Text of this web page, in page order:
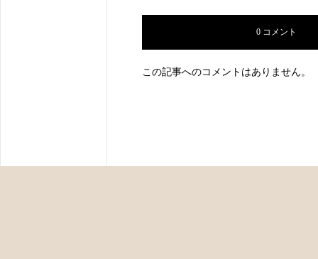
0 コメント
この記事へのコメントはありません。